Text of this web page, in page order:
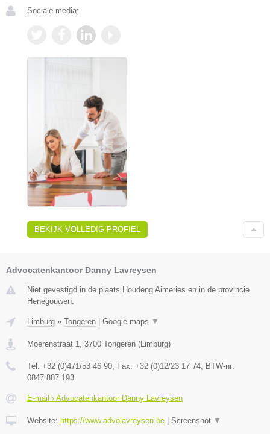
Sociale media:
BEKIJK VOLLEDIG PROFIEL
Advocatenkantoor Danny Lavreysen
Niet gevestigd in de plaats Houdeng Aimeries en in de provincie
Henegouwen.
Limburg » Tongeren Google maps ▼
Moerenstraat 1 3700 Tongeren ( Limburg)
Tel: +32 (0)471/53 46 90 , Fax: +32 (0)12/23 17 74 , BTW-nr:
0847.887.193
E-mail › Advocatenkantoor Danny Lavreysen
Website: https://www.advolavreysen.be Screenshot ▼